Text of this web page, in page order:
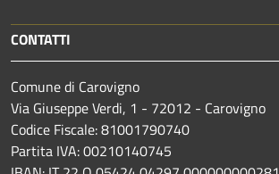
CONTATTI
Comune di Carovigno
Via Giuseppe Verdi, 1 - 72012 - Carovigno
Codice Fiscale: 81001790740
Partita IVA: 00210140745